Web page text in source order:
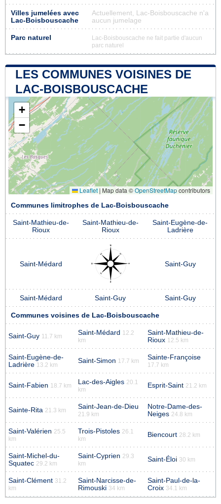
Villes jumelées avec
Lac-Boisbouscache
Actuellement, Lac-Boisbouscache n'a
aucun jumelage
Parc naturel
Lac-Boisbouscache ne fait partie d'aucun
parc naturel
LES COMMUNES VOISINES DE
LAC-BOISBOUSCACHE
+
−
Leaflet | Map data ©OpenStreetMapcontributors
Communes limitrophes de Lac-Boisbouscache
Saint-Mathieu-de-
Rioux
Saint-Mathieu-de-
Rioux
Saint-Eugène-de-
Ladrière
Saint-Médard Saint-Guy
Saint-Médard Saint-Guy Saint-Guy
Communes voisines de Lac-Boisbouscache
Saint-Guy 11.7 km Saint-Médard 12.2
km
Saint-Mathieu-de-
Rioux 12.5 km
Saint-Eugène-de-
Ladrière 13.2 km
Saint-Simon 17.7 km Sainte-Françoise
17.7 km
Saint-Fabien 18.7 km Lac-des-Aigles 20.1
km
Esprit-Saint 21.2 km
Sainte-Rita 21.3 km Saint-Jean-de-Dieu
21.9 km
Notre-Dame-des-
Neiges 24.8 km
Saint-Valérien 25.5
km
Trois-Pistoles 26.1
km
Biencourt 28.2 km
Saint-Michel-du-
Squatec 29.2 km
Saint-Cyprien 29.3
km
Saint-Éloi 30 km
Saint-Clément 31.2
km
Saint-Narcisse-de-
Rimouski 34 km
Saint-Paul-de-la-
Croix 34.1 km